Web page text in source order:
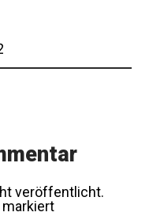
veröffentlicht.
markiert